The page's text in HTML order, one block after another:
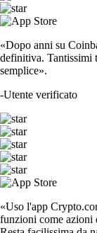
«Dopo anni su
definitiva. Tantissimi
semplice».
-Utente verificato
«Uso l'app
funzioni come azioni